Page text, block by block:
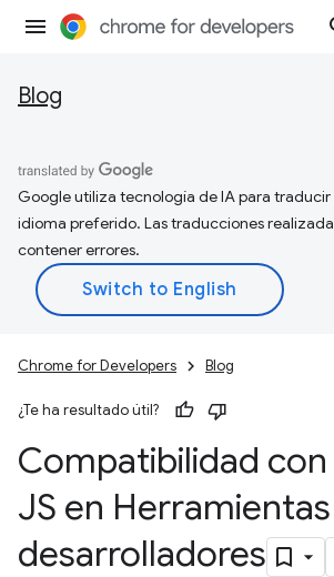
Blog
Google utiliza tecnología de IA para
idioma preferido. Las traducciones
contener errores.
Chrome for Developers Blog
¿Te ha resultado útil?
Compatibilidad con
JS en
desarrolladores